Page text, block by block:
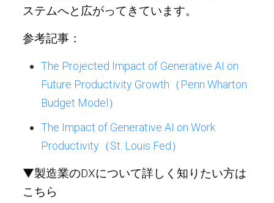
ステムへと広がってきています。
参考記事：
The Projected Impact of Generative AI on
Future Productivity Growth（Penn Wharton
Budget Model）
The Impact of Generative AI on Work
Productivity（St. Louis Fed）
▼製造業のDXについて詳しく知りたい方は
こちら